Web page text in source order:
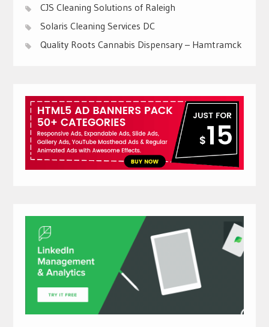
CJS Cleaning Solutions of Raleigh
Solaris Cleaning Services DC
Quality Roots Cannabis Dispensary – Hamtramck